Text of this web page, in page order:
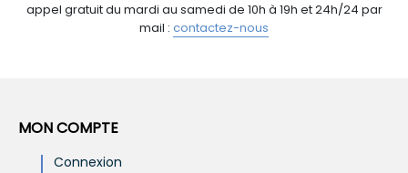
appel gratuit du mardi au samedi de 10h à 19h et 24h/24 par
mail : contactez-nous
MON COMPTE
Connexion